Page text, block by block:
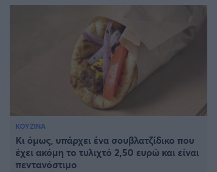
ΚΟΥΖΙΝΑ
Κι όμως, υπάρχει ένα σουβλατζίδικο που
έχει ακόμη το τυλιχτό 2,50 ευρώ και είναι
πεντανόστιμο